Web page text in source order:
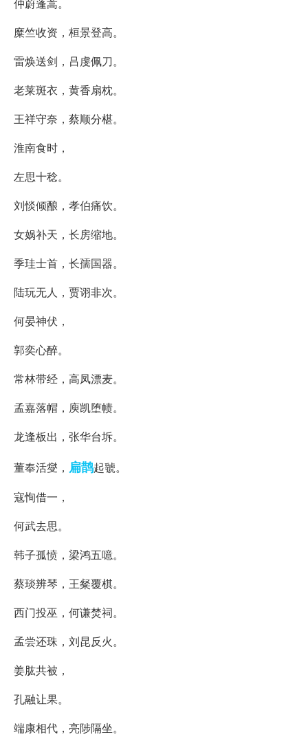
糜竺收资，桓景登高。
雷焕送剑，吕虔佩刀。
老莱斑衣，黄香扇枕。
王祥守奈，蔡顺分椹。
淮南食时，
左思十稔。
刘惔倾酿，孝伯痛饮。
女娲补天，长房缩地。
季珪士首，长孺国器。
陆玩无人，贾诩非次。
何晏神伏，
郭奕心醉。
常林带经，高凤漂麦。
孟嘉落帽，庾凯堕帻。
龙逢板出，张华台坼。
董奉活燮， 扁鹊起虢。
寇恂借一，
何武去思。
韩子孤愤，梁鸿五噫。
蔡琰辨琴，王粲覆棋。
西门投巫，何谦焚祠。
孟尝还珠，刘昆反火。
姜肱共被，
孔融让果。
端康相代，亮陟隔坐。